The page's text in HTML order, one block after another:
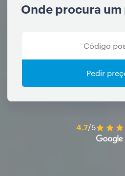
Onde procura
Pedir
4.7/5